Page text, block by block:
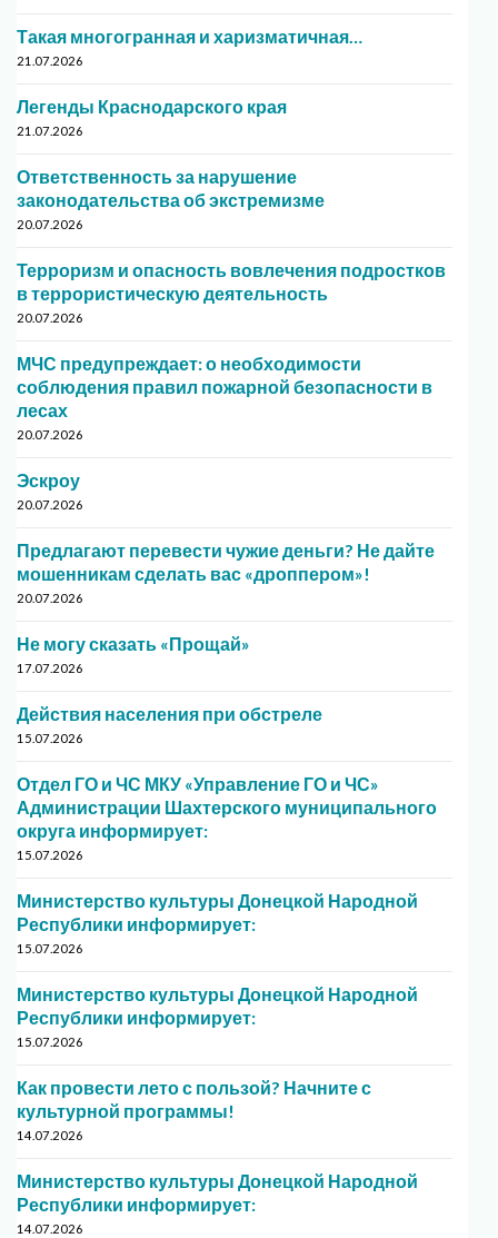
Такая многогранная и харизматичная…
21.07.2026
Легенды Краснодарского края
21.07.2026
Ответственность за нарушение
законодательства об экстремизме
20.07.2026
Терроризм и опасность вовлечения подростков
в террористическую деятельность
20.07.2026
МЧС предупреждает: о необходимости
соблюдения правил пожарной безопасности в
лесах
20.07.2026
Эскроу
20.07.2026
Предлагают перевести чужие деньги? Не дайте
мошенникам сделать вас «дроппером»!
20.07.2026
Не могу сказать «Прощай»
17.07.2026
Действия населения при обстреле
15.07.2026
Отдел ГО и ЧС МКУ «Управление ГО и ЧС»
Администрации Шахтерского муниципального
округа информирует:
15.07.2026
Министерство культуры Донецкой Народной
Республики информирует:
15.07.2026
Министерство культуры Донецкой Народной
Республики информирует:
15.07.2026
Как провести лето с пользой? Начните с
культурной программы!
14.07.2026
Министерство культуры Донецкой Народной
Республики информирует:
14.07.2026